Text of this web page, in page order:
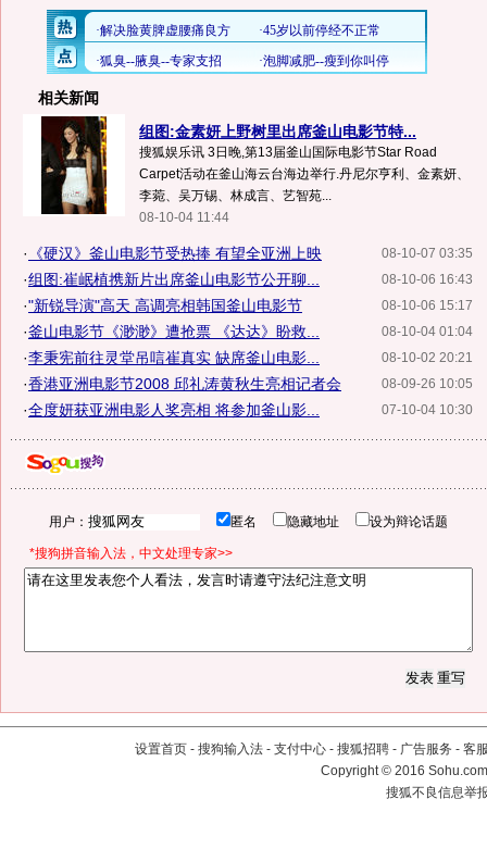
相关新闻
组图:金素妍上野树里出席釜山电影节特...
搜狐娱乐讯 3日晚,第13届釜山国际电影节Star Road
Carpet活动在釜山海云台海边举行.丹尼尔亨利、金素妍、
李菀、吴万锡、林成言、艺智苑...
08-10-04 11:44
08-10-07 03:35
· 《硬汉》釜山电影节受热捧 有望全亚洲上映
08-10-06 16:43
·组图:崔岷植携新片出席釜山电影节公开聊...
08-10-06 15:17
·"新锐导演"高天 高调亮相韩国釜山电影节
08-10-04 01:04
·釜山电影节《渺渺》遭抢票 《达达》盼救...
08-10-02 20:21
·李秉宪前往灵堂吊唁崔真实 缺席釜山电影...
08-09-26 10:05
·香港亚洲电影节2008 邱礼涛黄秋生亮相记者会
07-10-04 10:30
·全度妍获亚洲电影人奖亮相 将参加釜山影...
用户： 匿名 隐藏地址 设为辩论话题
*搜狗拼音输入法，中文处理专家>>
设置首页 - 搜狗输入法 - 支付中心 - 搜狐招聘 - 广告服务 - 客
Copyright©2016
搜狐不良信息举